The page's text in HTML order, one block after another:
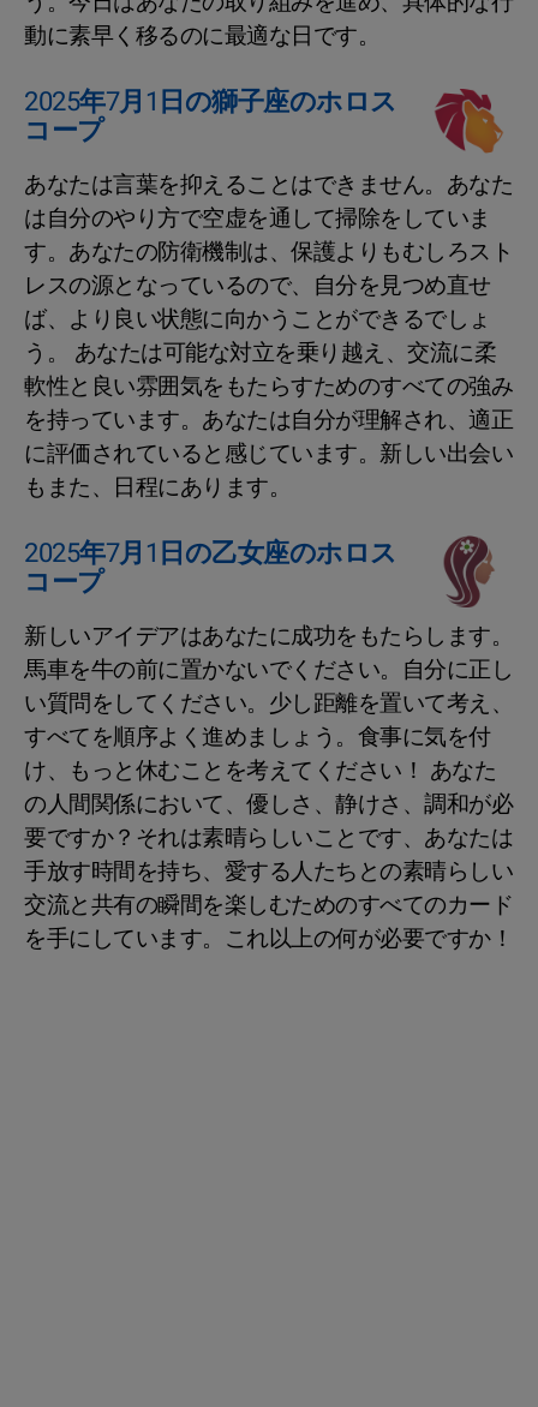
動に素早く移るのに最適な日です。
2025年7月1日の獅子座のホロス
コープ
あなたは言葉を抑えることはできません。あなた
は自分のやり方で空虚を通して掃除をしていま
す。あなたの防衛機制は、保護よりもむしろスト
レスの源となっているので、自分を見つめ直せ
ば、より良い状態に向かうことができるでしょ
う。 あなたは可能な対立を乗り越え、交流に柔
軟性と良い雰囲気をもたらすためのすべての強み
を持っています。あなたは自分が理解され、適正
に評価されていると感じています。新しい出会い
もまた、日程にあります。
2025年7月1日の乙女座のホロス
コープ
新しいアイデアはあなたに成功をもたらします。
馬車を牛の前に置かないでください。自分に正し
い質問をしてください。少し距離を置いて考え、
すべてを順序よく進めましょう。食事に気を付
け、もっと休むことを考えてください！ あなた
の人間関係において、優しさ、静けさ、調和が必
要ですか？それは素晴らしいことです、あなたは
手放す時間を持ち、愛する人たちとの素晴らしい
交流と共有の瞬間を楽しむためのすべてのカード
を手にしています。これ以上の何が必要ですか！